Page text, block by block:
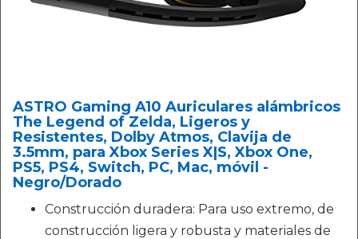
ASTRO Gaming A10 Auriculares alámbricos
The Legend of Zelda, Ligeros y
Resistentes, Dolby Atmos, Clavija de
3.5mm, para Xbox Series X|S, Xbox One,
PS5, PS4, Switch, PC, Mac, móvil -
Negro/Dorado
Construcción duradera: Para uso extremo, de
construcción ligera y robusta y materiales de